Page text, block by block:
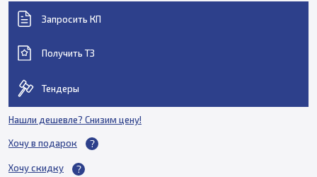
Запросить КП
Получить ТЗ
Тендеры
Нашли дешевле? Снизим цену!
Хочу в подарок
Хочу скидку